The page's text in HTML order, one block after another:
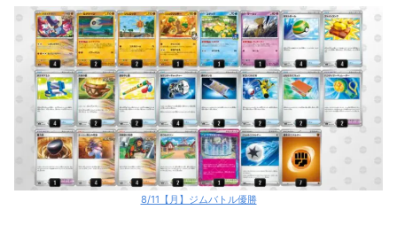
8/11【月】ジムバトル優勝